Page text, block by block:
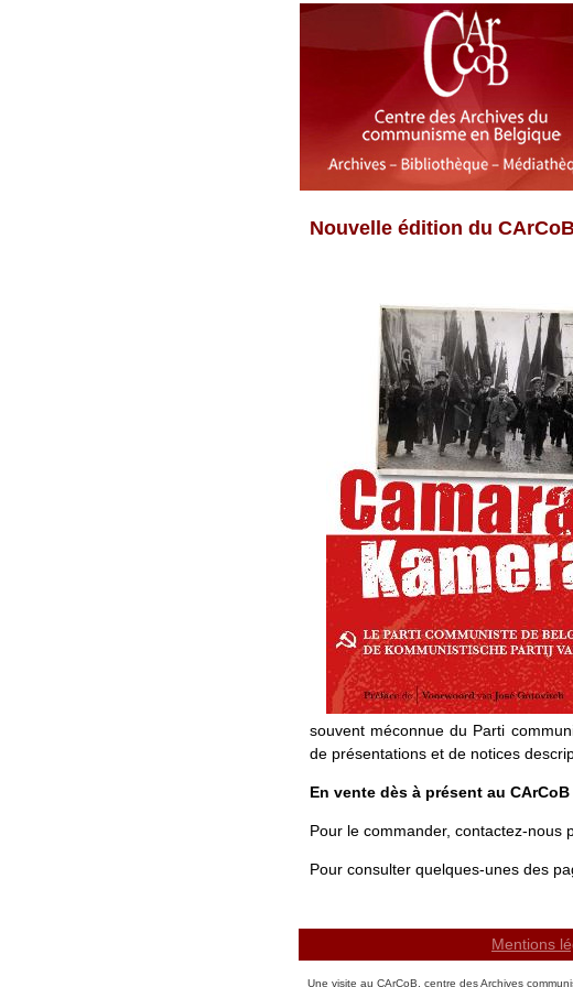
Nouvelle édition du
souvent méconnue du Parti
de présentations et de notices
En vente dès à présent au
Pour le commander, contactez-nous
Pour consulter quelques-unes des
Mentions
Une visite au CArCoB, centre des Archives